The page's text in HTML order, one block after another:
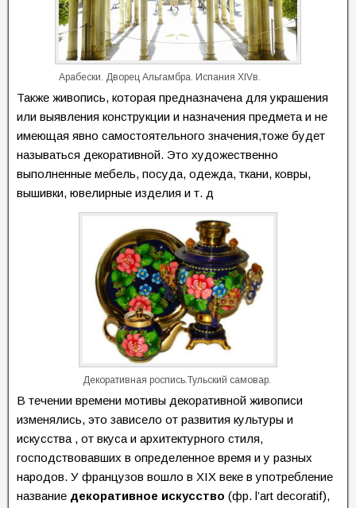
Арабески. Дворец Альгамбра. Испания XIVв.
Также живопись, которая предназначена для украшения
или выявления конструкции и назначения предмета и не
имеющая явно самостоятельного значения,тоже будет
называться декоративной. Это художественно
выполненные мебель, посуда, одежда, ткани, ковры,
вышивки, ювелирные изделия и т. д
Декоративная роспись.Тульский самовар.
В течении времени мотивы декоративной живописи
изменялись, это зависело от развития культуры и
искусства , от вкуса и архитектурного стиля,
господствовавших в определенное время и у разных
народов. У французов вошло в XIX веке в употребление
название декоративное искусство (фр. l’art decoratif),